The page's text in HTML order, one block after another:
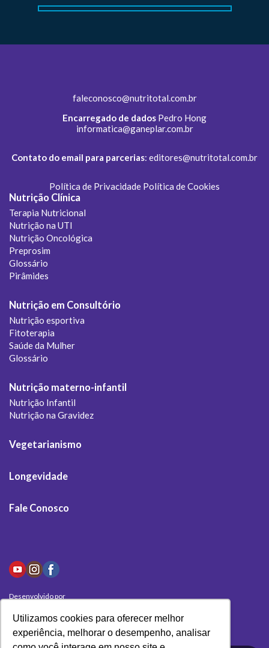
Utilizamos cookies para oferecer melhor
experiência, melhorar o desempenho, analisar
faleconosco@nutritotal.com.br
Encarregado de dados Pedro Hong
informatica@ganeplar.com.br
Contato do email para parcerias: editores@nutritotal.com.br
Política de Privacidade Política de Cookies
Nutrição Clínica
Terapia Nutricional
Nutrição na UTI
Nutrição Oncológica
Preprosim
Glossário
Pirâmides
Nutrição em Consultório
Nutrição esportiva
Fitoterapia
Saúde da Mulher
Glossário
Nutrição materno-infantil
Nutrição Infantil
Nutrição na Gravidez
Vegetarianismo
Longevidade
Fale Conosco
Desenvolvido por